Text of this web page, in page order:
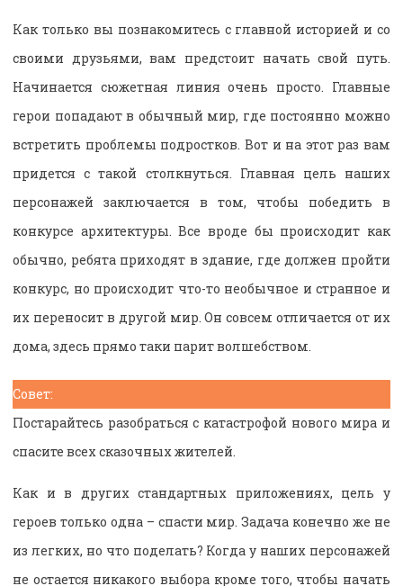
Как только вы познакомитесь с главной историей и со
своими друзьями, вам предстоит начать свой путь.
Начинается сюжетная линия очень просто. Главные
герои попадают в обычный мир, где постоянно можно
встретить проблемы подростков. Вот и на этот раз вам
придется с такой столкнуться. Главная цель наших
персонажей заключается в том, чтобы победить в
конкурсе архитектуры. Все вроде бы происходит как
обычно, ребята приходят в здание, где должен пройти
конкурс, но происходит что-то необычное и странное и
их переносит в другой мир. Он совсем отличается от их
дома, здесь прямо таки парит волшебством.
Совет:
Постарайтесь разобраться с катастрофой нового мира и
спасите всех сказочных жителей.
Как и в других стандартных приложениях, цель у
героев только одна – спасти мир. Задача конечно же не
из легких, но что поделать? Когда у наших персонажей
не остается никакого выбора кроме того, чтобы начать